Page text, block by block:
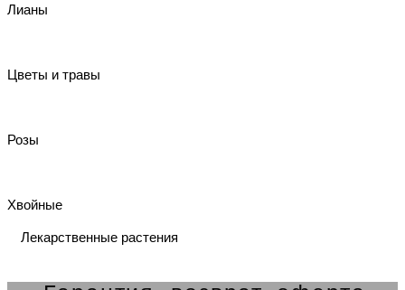
Лианы
Цветы и травы
Розы
Хвойные
Лекарственные растения